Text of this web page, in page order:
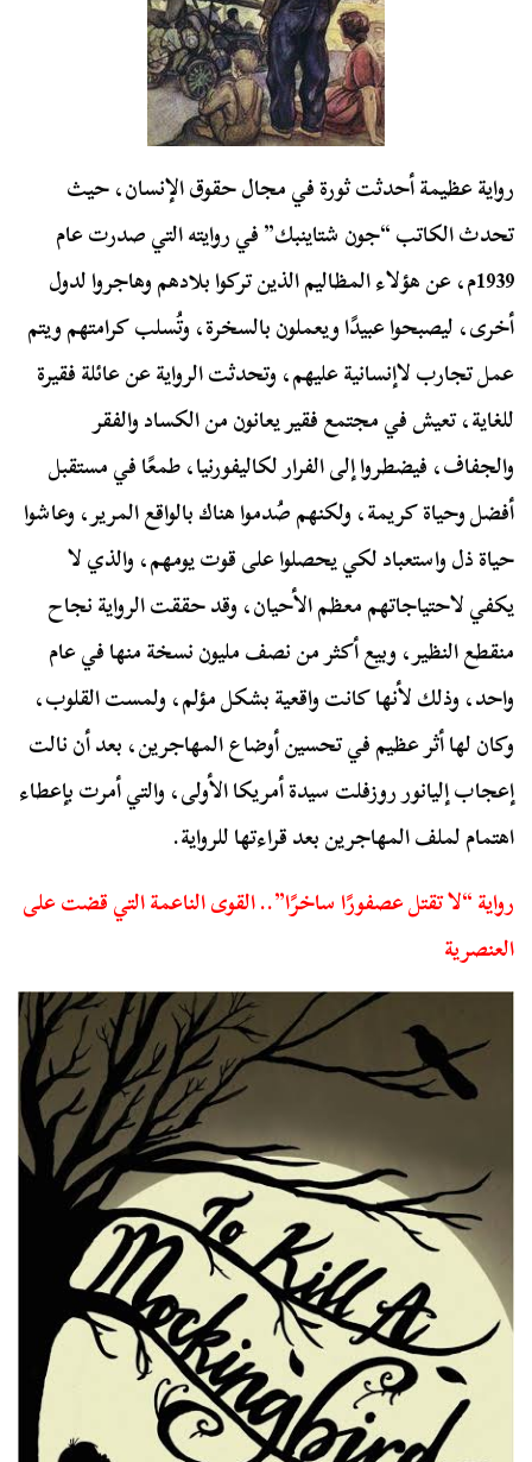
رواية عظيمة أحدثت ثورة في مجال حقوق الإنسان، حيث
تحدث الكاتب “جون شتاينبك” في روايته التي صدرت عام
1939م، عن هؤلاء المظاليم الذين تركوا بلادهم وهاجروا لدول
أخرى، ليصبحوا عبيدًا ويعملون بالسخرة، وتُسلب كرامتهم ويتم
عمل تجارب لاإنسانية عليهم، وتحدثت الرواية عن عائلة فقيرة
للغاية، تعيش في مجتمع فقير يعانون من الكساد والفقر
والجفاف، فيضطروا إلى الفرار لكاليفورنيا، طمعًا في مستقبل
أفضل وحياة كريمة، ولكنهم صُدموا هناك بالواقع المرير، وعاشوا
حياة ذل واستعباد لكي يحصلوا على قوت يومهم، والذي لا
يكفي لاحتياجاتهم معظم الأحيان، وقد حققت الرواية نجاح
منقطع النظير، وبيع أكثر من نصف مليون نسخة منها في عام
واحد، وذلك لأنها كانت واقعية بشكل مؤلم، ولمست القلوب،
وكان لها أثر عظيم في تحسين أوضاع المهاجرين، بعد أن نالت
إعجاب إليانور روزفلت سيدة أمريكا الأولى، والتي أمرت بإعطاء
اهتمام لملف المهاجرين بعد قراءتها للرواية.
رواية “لا تقتل عصفورًا ساخرًا”.. القوى الناعمة التي قضت على
العنصرية